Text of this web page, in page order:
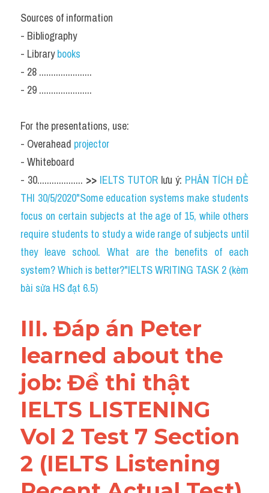
Sources of information
- Bibliography
- Library books
- 28 ......................
- 29 ......................
For the presentations, use:
- Overahead projector
- Whiteboard
- 30................... >> IELTS TUTOR lưu ý: PHÂN TÍCH ĐỀ
THI 30/5/2020"Some education systems make students
focus on certain subjects at the age of 15, while others
require students to study a wide range of subjects until
they leave school. What are the benefits of each
system? Which is better?"IELTS WRITING TASK 2 (kèm
bài sửa HS đạt 6.5)
III. Đáp án Peter
learned about the
job: Đề thi thật
IELTS LISTENING
Vol 2 Test 7 Section
2 (IELTS Listening